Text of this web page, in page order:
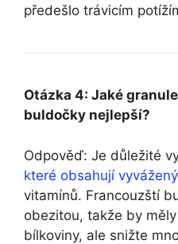
předešlo trávicím
Otázka 4: Jaké
buldočky nejlepší?
Odpověď: Je důležité
které obsahují
vitamínů. Francouzští
obezitou, takže by
bílkoviny, ale snižte